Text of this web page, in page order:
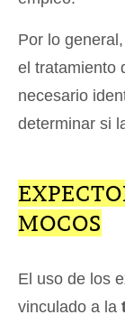
Por lo
el tratamiento
necesario
determinar si
MOCOS
El uso de los
vinculado a la